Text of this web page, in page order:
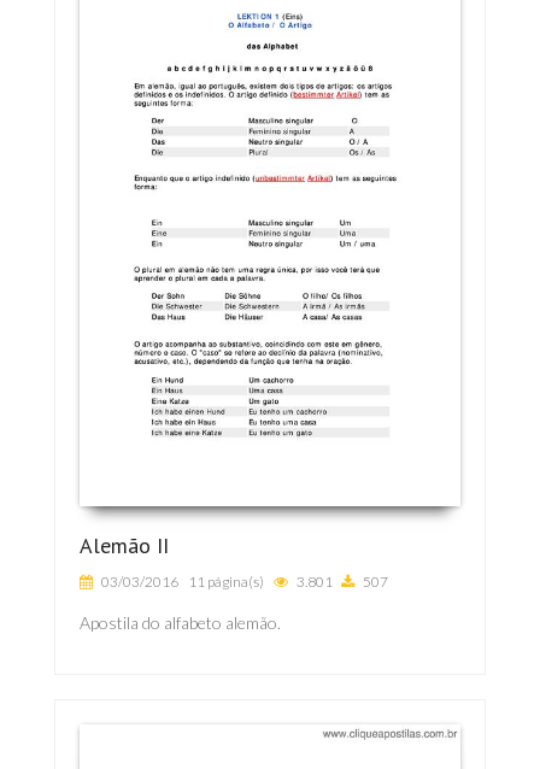
Alemão II
03/03/2016 11 página(s) 3.801 507
Apostila do alfabeto alemão.